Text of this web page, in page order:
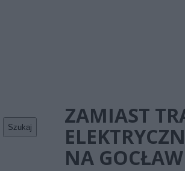
Szukaj
ZAMIAST
NA GOCŁAW